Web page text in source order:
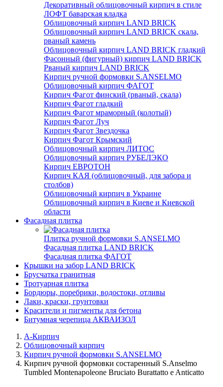
Декоративный облицовочный кирпич в стиле
ЛОФТ баварская кладка
Облицовочный кирпич LAND BRICK
Облицовочный кирпич LAND BRICK скала,
рваный камень
Облицовочный кирпич LAND BRICK гладкий
Фасонный (фигурный) кирпич LAND BRICK
Рваный кирпич LAND BRICK
Кирпич ручной формовки S.ANSELMO
Облицовочный кирпич ФАГОТ
Кирпич Фагот финский (рваный, скала)
Кирпич Фагот гладкий
Кирпич Фагот мраморный (колотый)
Кирпич Фагот Луч
Кирпич Фагот Звездочка
Кирпич Фагот Крымский
Облицовочный кирпич ЛИТОС
Облицовочный кирпич РУБЕЛЭКО
Кирпич ЕВРОТОН
Кирпич КАЯ (облицовочный, для забора и
столбов)
Облицовочный кирпич в Украине
Облицовочный кирпич в Киеве и Киевской
области
Фасадная плитка
Плитка ручной формовки S.ANSELMO
Фасадная плитка LAND BRICK
Фасадная плитка ФАГОТ
Крышки на забор LAND BRICK
Брусчатка гранитная
Тротуарная плитка
Бордюры, поребрики, водостоки, отливы
Лаки, краски, грунтовки
Красители и пигменты для бетона
Битумная черепица АКВАИЗОЛ
А-Кирпич
Облицовочный кирпич
Кирпич ручной формовки S.ANSELMO
Кирпич ручной формовки состаренный S.Anselmo
Tumbled Montenapoleone Bruciato Burattatto e Anticatto